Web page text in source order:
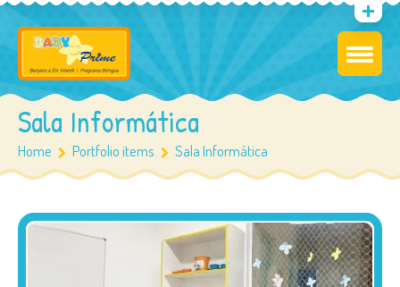
Sala Informática
Home Portfolio items Sala Informática